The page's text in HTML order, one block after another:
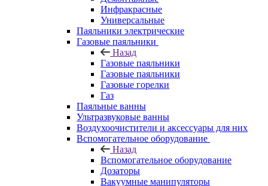
Инфракрасные
Универсальные
Паяльники электрические
Газовые паяльники
Назад
Газовые паяльники
Газовые паяльники
Газовые горелки
Газ
Паяльные ванны
Ультразвуковые ванны
Воздухоочистители и аксессуары для них
Вспомогательное оборудование
Назад
Вспомогательное оборудование
Дозаторы
Вакуумные манипуляторы